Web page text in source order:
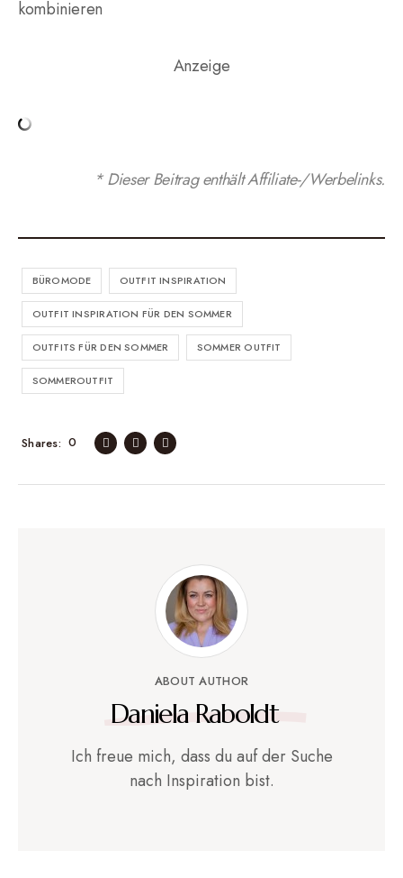
Anzeige
* Dieser Beitrag enthält Affiliate-/Werbelinks.
BÜROMODE OUTFIT INSPIRATION
OUTFIT INSPIRATION FÜR DEN SOMMER
OUTFITS FÜR DEN SOMMER SOMMER OUTFIT
SOMMEROUTFIT
0
Shares
ABOUT AUTHOR
Daniela Raboldt
Ich freue mich, dass du auf der Suche
nach Inspiration bist.